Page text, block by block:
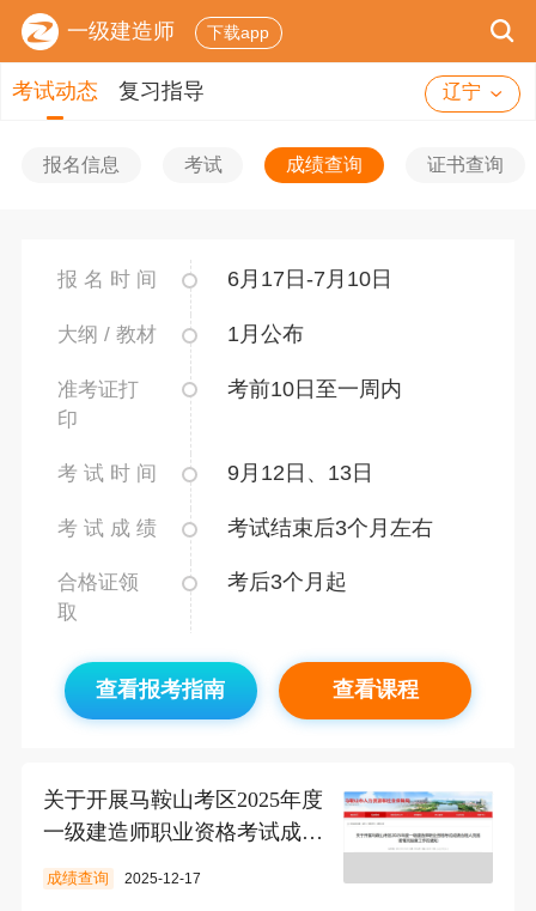
一级建造师 下载app
考试动态 复习指导 辽宁
报名信息 考试 成绩查询 证书查询
报 名 时 间 6月17日-7月10日
大纲 / 教材 1月公布
准考证打
印
考前10日至一周内
考 试 时 间 9月12日、13日
考 试 成 绩 考试结束后3个月左右
合格证领
取
考后3个月起
查看报考指南 查看课程
关于开展马鞍山考区2025年度
一级建造师职业资格考试成绩
合格人员践诺情况抽查工作的
通知
成绩查询 2025-12-17